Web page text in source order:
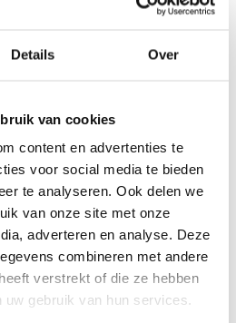
Details Over
van cookies
content en advertenties te
voor social media te bieden
te analyseren. Ook delen we
van onze site met onze
adverteren en analyse. Deze
combineren met andere
verstrekt of die ze hebben
gebruik van hun services.
garantie
voorzien van echt glas
188 cm
Alle bevestigingsmaterialen
zijn inbegrepen
Gratis thuisbezorgd - In